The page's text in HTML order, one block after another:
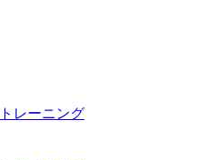
レーニング